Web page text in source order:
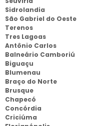
Sidrolandia
São Gabriel do Oeste
Terenos
Tres Lagoas
Antônio Carlos
Balneário Camboriú
Biguaçu
Blumenau
Braço do Norte
Brusque
Chapecó
Concórdia
Criciúma